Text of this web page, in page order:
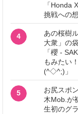
「Honda
挑戦への
4
あの桜樹
大衆」の
「櫻 -
もみたい
(^◇^;)」
5
お尻スポ
木Mob.が
生初のグ